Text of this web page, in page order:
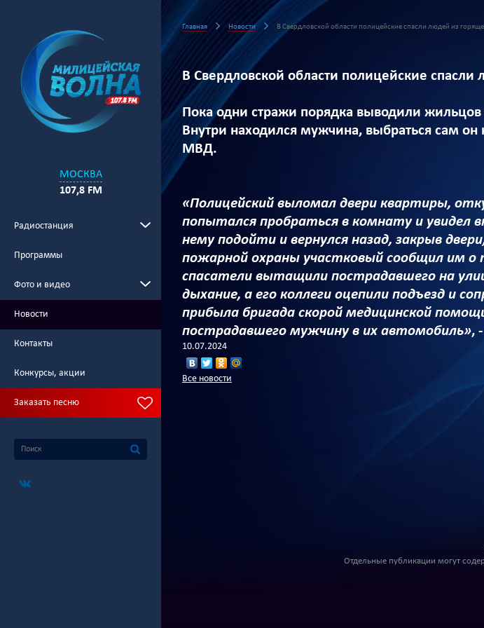
МОСКВА
107,8 FM
Радиостанция
Программы
Фото и видео
Новости
Контакты
Конкурсы, акции
Заказать песню
Главная Новости В Свердловской области полицейские спасли людей из
В Свердловской области полицейские
Пока одни стражи порядка выводили жильцов
Внутри находился мужчина, выбраться сам он
МВД.
«Полицейский выломал двери квартиры,
попытался пробраться в комнату и увидел
нему подойти и вернулся назад, закрыв
пожарной охраны участковый сообщил им
спасатели вытащили пострадавшего на
дыхание, а его коллеги оцепили подъезд и
прибыла бригада скорой медицинской
пострадавшего мужчину в их автомобиль»,
10.07.2024
Все новости
Отдельные публикации могут